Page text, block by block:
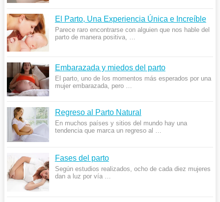
El Parto, Una Experiencia Única e Increíble
Parece raro encontrarse con alguien que nos hable del
parto de manera positiva, …
Embarazada y miedos del parto
El parto, uno de los momentos más esperados por una
mujer embarazada, pero …
Regreso al Parto Natural
En muchos países y sitios del mundo hay una
tendencia que marca un regreso al …
Fases del parto
Según estudios realizados, ocho de cada diez mujeres
dan a luz por vía …